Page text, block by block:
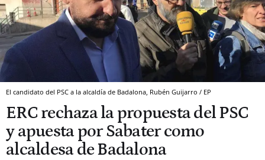
El candidato del PSC a la alcaldía de Badalona, Rubén Guijarro / EP
ERC rechaza la propuesta del PSC
y apuesta por Sabater como
alcaldesa de Badalona